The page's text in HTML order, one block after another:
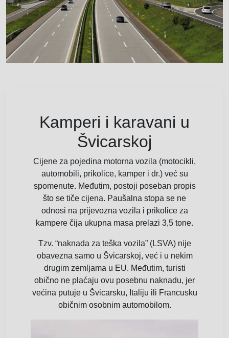
Kamperi i karavani u
Švicarskoj
Cijene za pojedina motorna vozila (motocikli,
automobili, prikolice, kamper i dr.) već su
spomenute. Međutim, postoji poseban propis
što se tiče cijena. Paušalna stopa se ne
odnosi na prijevozna vozila i prikolice za
kampere čija ukupna masa prelazi 3,5 tone.
Tzv. “naknada za teška vozila” (LSVA) nije
obavezna samo u Švicarskoj, već i u nekim
drugim zemljama u EU. Međutim, turisti
obično ne plaćaju ovu posebnu naknadu, jer
većina putuje u Švicarsku, Italiju ili Francusku
običnim osobnim automobilom.